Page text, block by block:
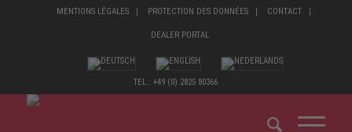
MENTIONS LÉGALES PROTECTION DES DONNÉES CONTACT
DEALER PORTAL
TEL.: +49 (0) 2825 80366